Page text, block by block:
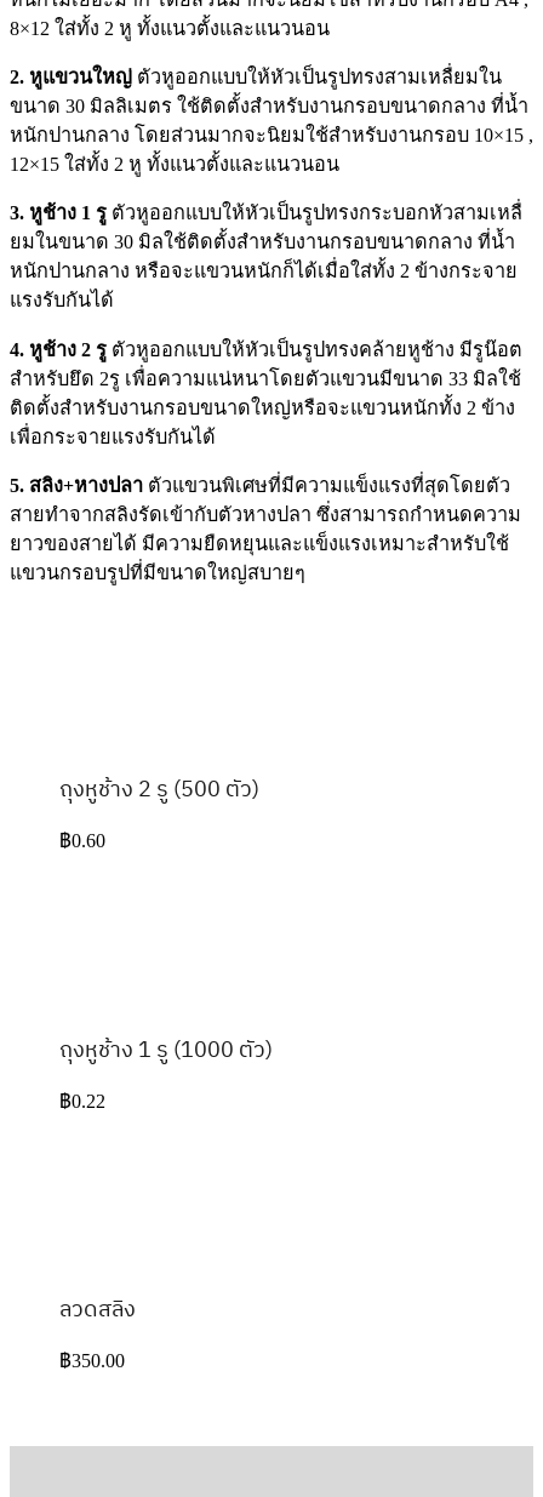
8×12 ใส่ทั้ง 2 หู ทั้งแนวตั้งและแนวนอน
2. หูแขวนใหญ่ ตัวหูออกแบบให้หัวเป็นรูปทรงสามเหลื่ยมใน
ขนาด 30 มิลลิเมตร ใช้ติดตั้งสำหรับงานกรอบขนาดกลาง ที่น้ำ
หนักปานกลาง โดยส่วนมากจะนิยมใช้สำหรับงานกรอบ 10×15 ,
12×15 ใส่ทั้ง 2 หู ทั้งแนวตั้งและแนวนอน
3. หูช้าง 1 รู ตัวหูออกแบบให้หัวเป็นรูปทรงกระบอกหัวสามเหลื่
ยมในขนาด 30 มิลใช้ติดตั้งสำหรับงานกรอบขนาดกลาง ที่น้ำ
หนักปานกลาง หรือจะแขวนหนักก็ได้เมื่อใส่ทั้ง 2 ข้างกระจาย
แรงรับกันได้
4. หูช้าง 2 รู ตัวหูออกแบบให้หัวเป็นรูปทรงคล้ายหูช้าง มีรูน๊อต
สำหรับยึด 2รู เพื่อความแน่หนาโดยตัวแขวนมีขนาด 33 มิลใช้
ติดตั้งสำหรับงานกรอบขนาดใหญ่หรือจะแขวนหนักทั้ง 2 ข้าง
เพื่อกระจายแรงรับกันได้
5. สลิง+หางปลา ตัวแขวนพิเศษที่มีความแข็งแรงที่สุดโดยตัว
สายทำจากสลิงรัดเข้ากับตัวหางปลา ซึ่งสามารถกำหนดความ
ยาวของสายได้ มีความยืดหยุนและแข็งแรงเหมาะสำหรับใช้
แขวนกรอบรูปที่มีขนาดใหญ่สบายๆ
ถุงหูช้าง 2 รู (500 ตัว)
฿0.60
ถุงหูช้าง 1 รู (1000 ตัว)
฿0.22
ลวดสลิง
฿350.00